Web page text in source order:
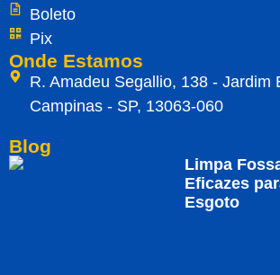
Boleto
Pix
Onde Estamos
R. Amadeu Segallio, 138 - Jardim
Campinas - SP, 13063-060
Blog
Limpa
Eficazes
Esgoto